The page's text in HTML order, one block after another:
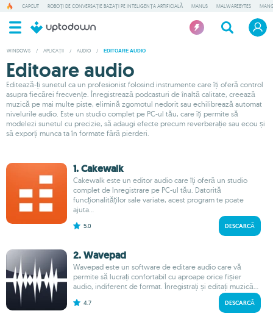
CAPCUT ROBOȚI DE CONVERSAȚIE BAZAȚI PE INTELIGENȚA ARTIFICIALĂ MANUS MALWAREBYTES
WINDOWS / APLICAȚII / AUDIO / EDITOARE AUDIO
Editoare audio
Editează-ți sunetul ca un profesionist folosind instrumente care îți oferă control
asupra fiecărei frecvențe. Înregistrează podcasturi de înaltă calitate, creează
muzică pe mai multe piste, elimină zgomotul nedorit sau echilibrează automat
nivelurile audio. Este un studio complet pe PC-ul tău, care îți permite să
modelezi sunetul cu precizie, să adaugi efecte precum reverberație sau ecou și
să exporți munca ta în formate fără pierderi.
1. Cakewalk
Cakewalk este un editor audio care îți oferă un studio
complet de înregistrare pe PC-ul tău. Datorită
funcționalităților sale variate, acest program te poate
ajuta...
5.0 DESCARCĂ
2. Wavepad
Wavepad este un software de editare audio care vă
permite să lucrați confortabil cu aproape orice fișier
audio, indiferent de format. Înregistrați și editați muzică...
4.7 DESCARCĂ